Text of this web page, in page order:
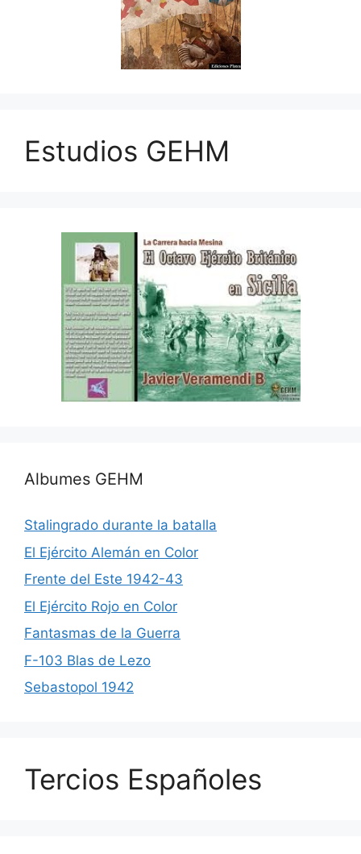
Estudios GEHM
Albumes GEHM
Stalingrado durante la batalla
El Ejército Alemán en Color
Frente del Este 1942-43
El Ejército Rojo en Color
Fantasmas de la Guerra
F-103 Blas de Lezo
Sebastopol 1942
Tercios Españoles